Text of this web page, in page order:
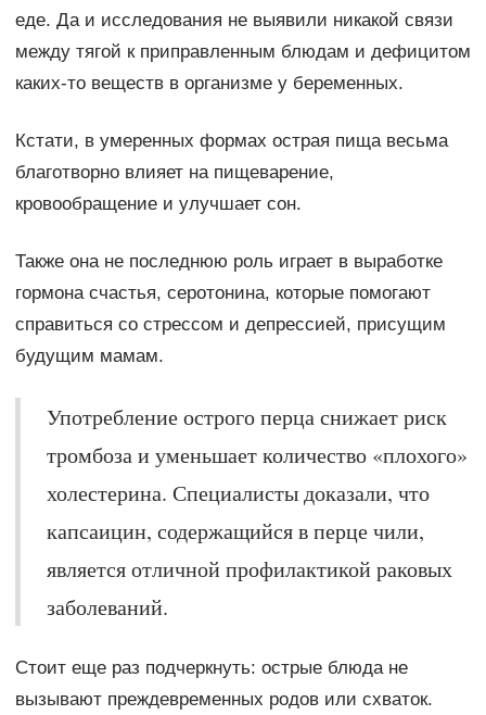
еде. Да и исследования не выявили никакой связи
между тягой к приправленным блюдам и дефицитом
каких-то веществ в организме у беременных.
Кстати, в умеренных формах острая пища весьма
благотворно влияет на пищеварение,
кровообращение и улучшает сон.
Также она не последнюю роль играет в выработке
гормона счастья, серотонина, которые помогают
справиться со стрессом и депрессией, присущим
будущим мамам.
Употребление острого перца снижает риск
тромбоза и уменьшает количество «плохого»
холестерина. Специалисты доказали, что
капсаицин, содержащийся в перце чили,
является отличной профилактикой раковых
заболеваний.
Стоит еще раз подчеркнуть: острые блюда не
вызывают преждевременных родов или схваток.